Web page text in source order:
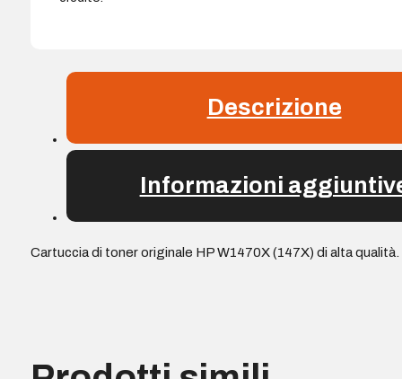
Descrizione
Informazioni
Cartuccia di toner originale HP W1470X (147X) di alta qualità.